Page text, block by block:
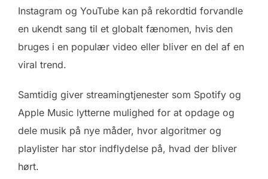
Instagram og YouTube kan på rekordtid forvandle
en ukendt sang til et globalt fænomen, hvis den
bruges i en populær video eller bliver en del af en
viral trend.
Samtidig giver streamingtjenester som Spotify og
Apple Music lytterne mulighed for at opdage og
dele musik på nye måder, hvor algoritmer og
playlister har stor indflydelse på, hvad der bliver
hørt.